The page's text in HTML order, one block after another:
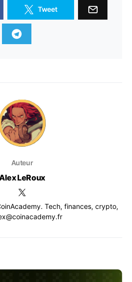
Tweet
Auteur
LeRoux
Tech, finances, crypto,